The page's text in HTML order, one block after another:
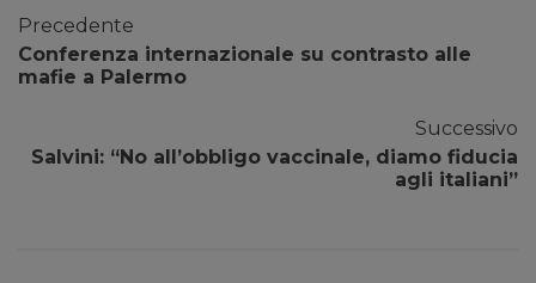
Precedente
Conferenza internazionale su contrasto alle
mafie a Palermo
Successivo
Salvini: “No all’obbligo vaccinale, diamo fiducia
agli italiani”